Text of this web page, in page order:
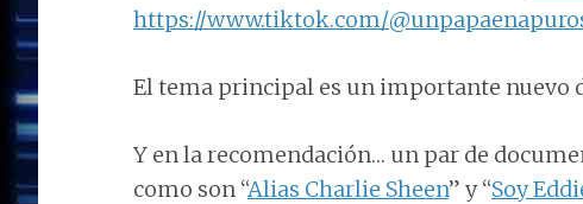
https://www.tiktok.com/
El tema principal es un importante nuevo
Y en la recomendación… un par de
como son “Alias Charlie Sheen” y “Soy